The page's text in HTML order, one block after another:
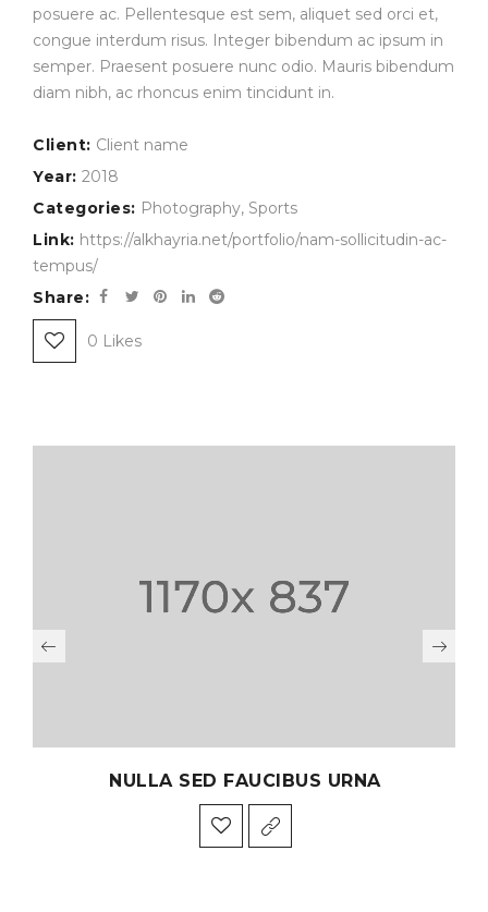
posuere ac. Pellentesque est sem, aliquet sed orci et,
congue interdum risus. Integer bibendum ac ipsum in
semper. Praesent posuere nunc odio. Mauris bibendum
diam nibh, ac rhoncus enim tincidunt in.
Client: Client name
Year: 2018
Categories: Photography, Sports
Link: https://alkhayria.net/portfolio/nam-sollicitudin-ac-
tempus/
Share:
0 Likes
NULLA SED FAUCIBUS URNA